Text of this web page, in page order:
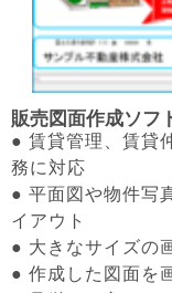
販売図面作成ソフ
● 賃貸管理、賃貸
務に対応
● 平面図や物件写
イアウト
● 大きなサイズの
● 作成した図面を